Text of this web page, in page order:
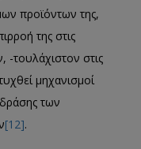
προϊόντων της,
της στις
-τουλάχιστον στις
μηχανισμοί
δράσης των
[12].